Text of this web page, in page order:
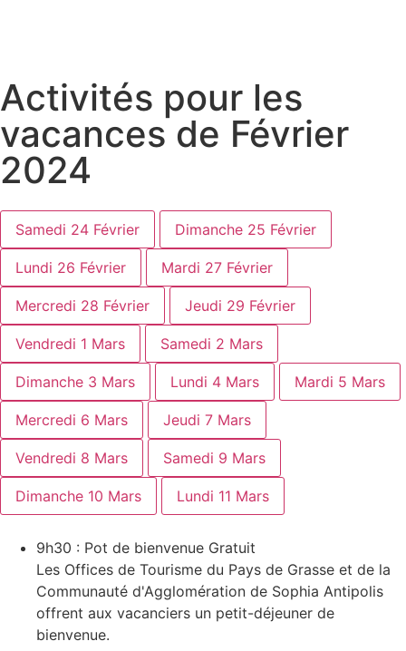
Activités pour les
vacances de Février
2024
Samedi 24 Février Dimanche 25 Février
Lundi 26 Février Mardi 27 Février
Mercredi 28 Février Jeudi 29 Février
Vendredi 1 Mars Samedi 2 Mars
Dimanche 3 Mars Lundi 4 Mars Mardi 5 Mars
Mercredi 6 Mars Jeudi 7 Mars
Vendredi 8 Mars Samedi 9 Mars
Dimanche 10 Mars Lundi 11 Mars
9h30 : Pot de bienvenue Gratuit
Les Offices de Tourisme du Pays de Grasse et de la
Communauté d'Agglomération de Sophia Antipolis
offrent aux vacanciers un petit-déjeuner de
bienvenue.